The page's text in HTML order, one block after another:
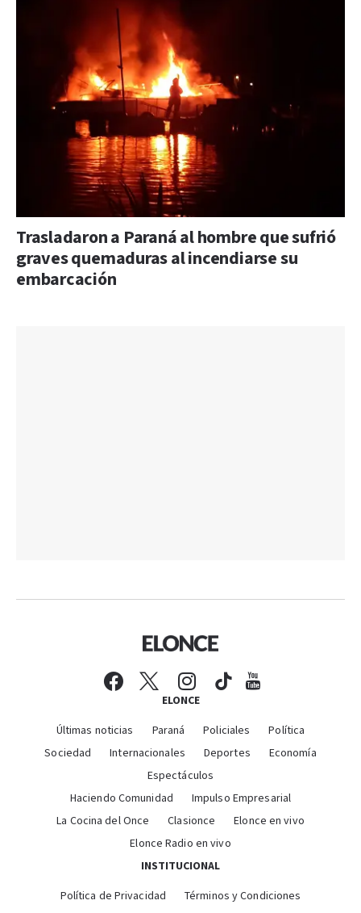
Trasladaron a Paraná al hombre que sufrió
graves quemaduras al incendiarse su
embarcación
ELONCE
Últimas noticias Paraná Policiales
Política
Sociedad
Internacionales Deportes
Economía
Espectáculos
Haciendo Comunidad
Impulso Empresarial
La Cocina del Once
Clasionce
Elonce en vivo
Elonce Radio en vivo
INSTITUCIONAL
Política de Privacidad
Términos y Condiciones